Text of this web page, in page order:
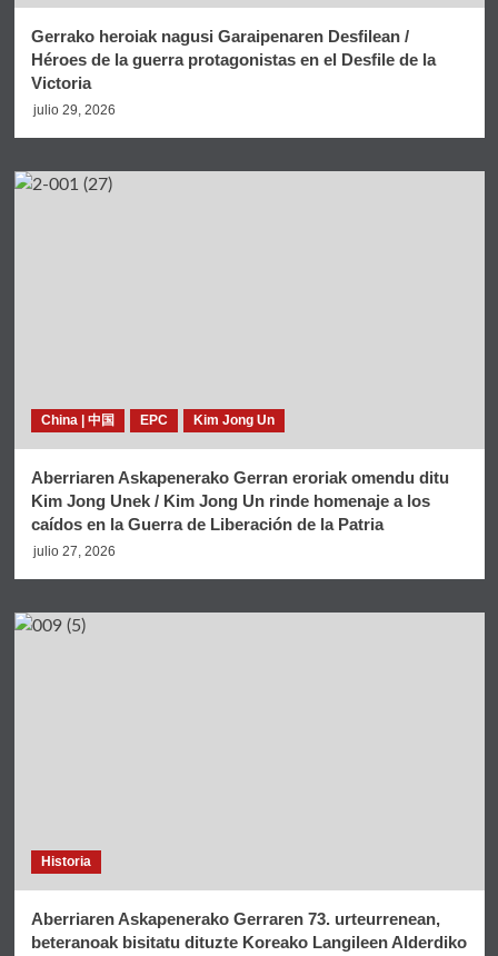
Gerrako heroiak nagusi Garaipenaren Desfilean /
Héroes de la guerra protagonistas en el Desfile de la
Victoria
julio 29, 2026
China | 中国 EPC Kim Jong Un
Aberriaren Askapenerako Gerran eroriak omendu ditu
Kim Jong Unek / Kim Jong Un rinde homenaje a los
caídos en la Guerra de Liberación de la Patria
julio 27, 2026
Historia
Aberriaren Askapenerako Gerraren 73. urteurrenean,
beteranoak bisitatu dituzte Koreako Langileen Alderdiko